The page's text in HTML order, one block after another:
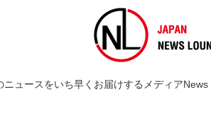
ニュースをいち早くお届けするメディア